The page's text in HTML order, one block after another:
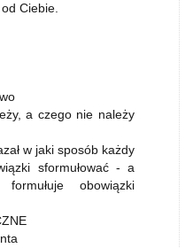
Ciebie.
a czego nie należy
w jaki sposób każdy
sformułować - a
obowiązki